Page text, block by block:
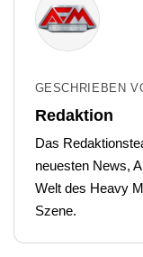
GESCHRIEBEN
Redaktion
Das
neuesten News,
Welt des Heavy
Szene.